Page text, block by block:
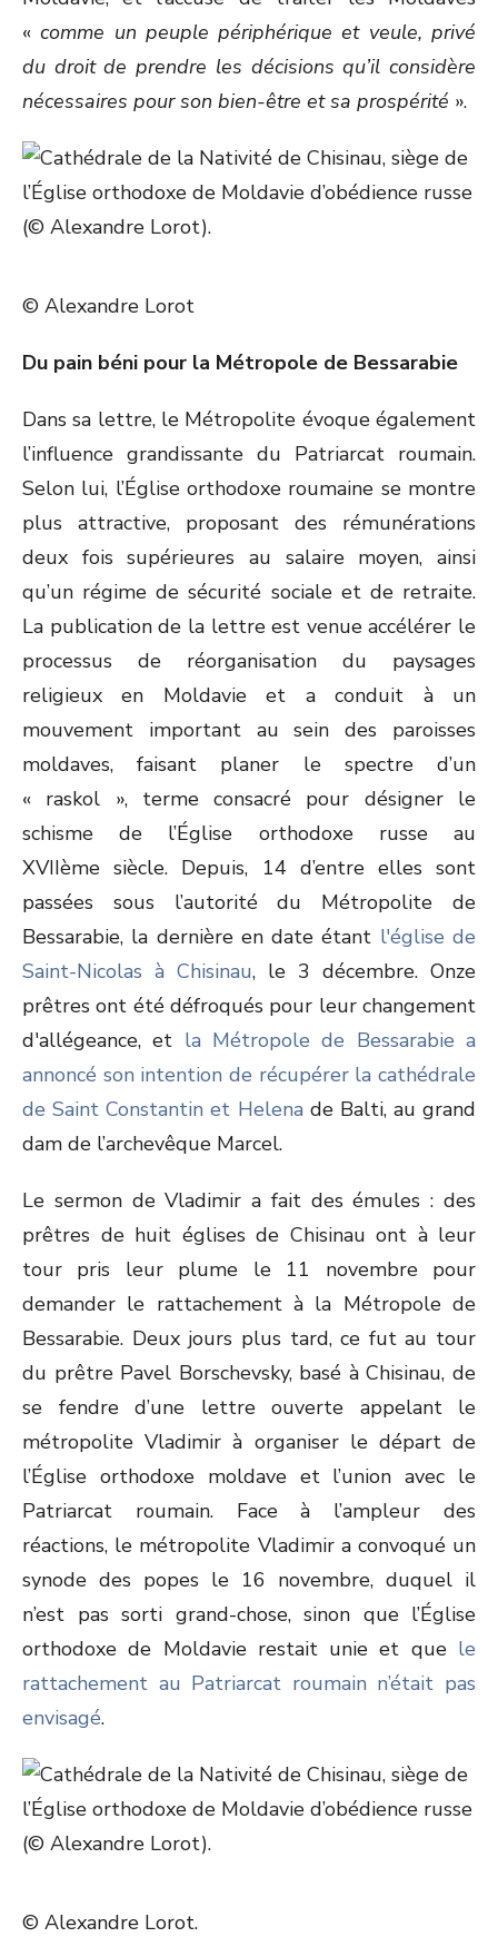
«comme un peuple périphérique et veule, privé
du droit de prendre les décisions qu’il considère
nécessaires pour son bien-être et sa prospérité ».
© Alexandre Lorot
Du pain béni pour la Métropole de Bessarabie
Dans sa lettre, le Métropolite évoque également
l’influence grandissante du Patriarcat roumain.
Selon lui, l’Église orthodoxe roumaine se montre
plus attractive, proposant des rémunérations
deux fois supérieures au salaire moyen, ainsi
qu’un régime de sécurité sociale et de retraite.
La publication de la lettre est venue accélérer le
processus de réorganisation du paysages
religieux en Moldavie et a conduit à un
mouvement important au sein des paroisses
moldaves, faisant planer le spectre d’un
« raskol », terme consacré pour désigner le
schisme de l’Église orthodoxe russe au
XVIIème siècle. Depuis, 14 d’entre elles sont
passées sous l’autorité du Métropolite de
Bessarabie, la dernière en date étant l'église de
Saint-Nicolas à Chisinau, le 3 décembre. Onze
prêtres ont été défroqués pour leur changement
d'allégeance, et la Métropole de Bessarabie a
annoncé son intention de récupérer la cathédrale
de Saint Constantin et Helenade Balti, au grand
dam de l’archevêque Marcel.
Le sermon de Vladimir a fait des émules : des
prêtres de huit églises de Chisinau ont à leur
tour pris leur plume le 11 novembre pour
demander le rattachement à la Métropole de
Bessarabie. Deux jours plus tard, ce fut au tour
du prêtre Pavel Borschevsky, basé à Chisinau, de
se fendre d’une lettre ouverte appelant le
métropolite Vladimir à organiser le départ de
l’Église orthodoxe moldave et l’union avec le
Patriarcat roumain. Face à l’ampleur des
réactions, le métropolite Vladimir a convoqué un
synode des popes le 16 novembre, duquel il
n’est pas sorti grand-chose, sinon que l’Église
orthodoxe de Moldavie restait unie et quele
rattachement au Patriarcat roumain n’était pas
envisagé.
© Alexandre Lorot.